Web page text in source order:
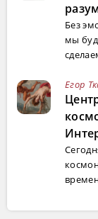
Без
мы
Егор